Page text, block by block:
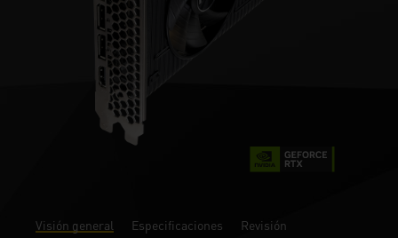
Visión general Especificaciones
Revisión